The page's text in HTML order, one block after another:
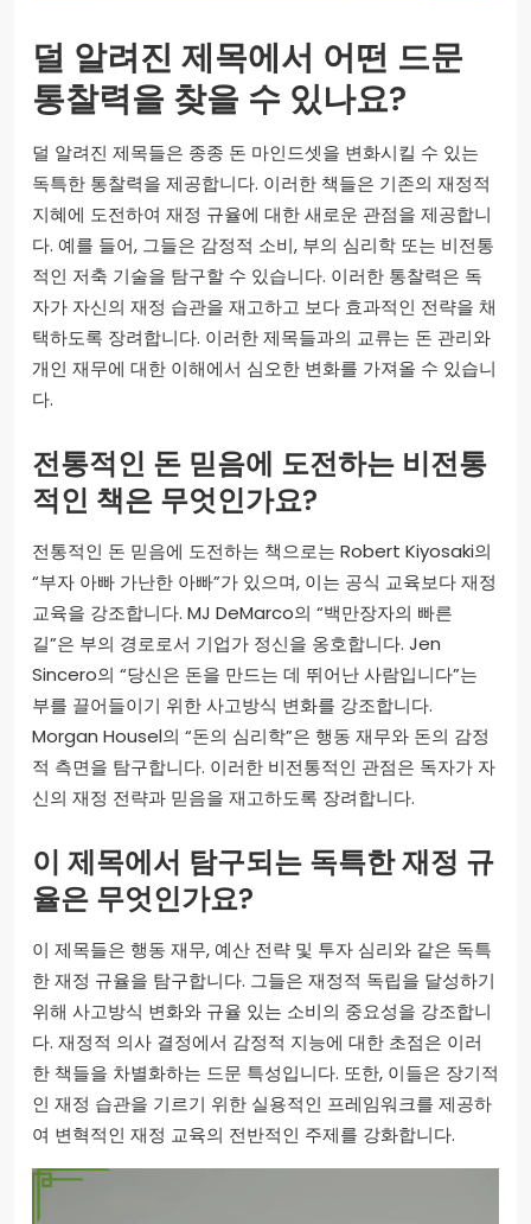
덜 알려진 제목에서 어떤 드문
통찰력을 찾을 수 있나요?
덜 알려진 제목들은 종종 돈 마인드셋을 변화시킬 수 있는
독특한 통찰력을 제공합니다. 이러한 책들은 기존의 재정적
지혜에 도전하여 재정 규율에 대한 새로운 관점을 제공합니
다. 예를 들어, 그들은 감정적 소비, 부의 심리학 또는 비전통
적인 저축 기술을 탐구할 수 있습니다. 이러한 통찰력은 독
자가 자신의 재정 습관을 재고하고 보다 효과적인 전략을 채
택하도록 장려합니다. 이러한 제목들과의 교류는 돈 관리와
개인 재무에 대한 이해에서 심오한 변화를 가져올 수 있습니
다.
전통적인 돈 믿음에 도전하는 비전통
적인 책은 무엇인가요?
전통적인 돈 믿음에 도전하는 책으로는 Robert Kiyosaki의
“부자 아빠 가난한 아빠”가 있으며, 이는 공식 교육보다 재정
교육을 강조합니다. MJ DeMarco의 “백만장자의 빠른
길”은 부의 경로로서 기업가 정신을 옹호합니다. Jen
Sincero의 “당신은 돈을 만드는 데 뛰어난 사람입니다”는
부를 끌어들이기 위한 사고방식 변화를 강조합니다.
Morgan Housel의 “돈의 심리학”은 행동 재무와 돈의 감정
적 측면을 탐구합니다. 이러한 비전통적인 관점은 독자가 자
신의 재정 전략과 믿음을 재고하도록 장려합니다.
이 제목에서 탐구되는 독특한 재정 규
율은 무엇인가요?
이 제목들은 행동 재무, 예산 전략 및 투자 심리와 같은 독특
한 재정 규율을 탐구합니다. 그들은 재정적 독립을 달성하기
위해 사고방식 변화와 규율 있는 소비의 중요성을 강조합니
다. 재정적 의사 결정에서 감정적 지능에 대한 초점은 이러
한 책들을 차별화하는 드문 특성입니다. 또한, 이들은 장기적
인 재정 습관을 기르기 위한 실용적인 프레임워크를 제공하
여 변혁적인 재정 교육의 전반적인 주제를 강화합니다.